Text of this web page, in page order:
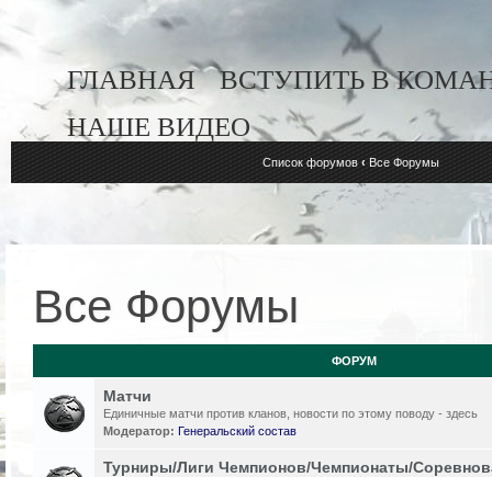
ГЛАВНАЯ
ВСТУПИТЬ В
НАШЕ ВИДЕО
Список форумов ‹ Все Форумы
Все Форумы
ФОРУМ
Матчи
Единичные матчи против кланов, новости по этому поводу - здесь
Модератор: Генеральский состав
Турниры/Лиги Чемпионов/Чемпионаты/